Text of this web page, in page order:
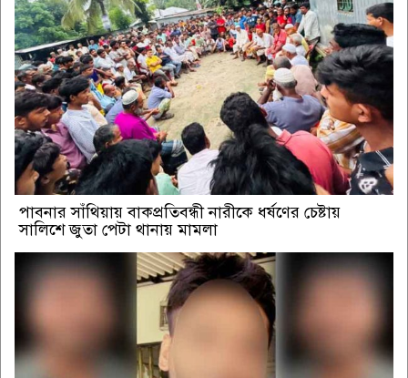
পাবনার সাঁথিয়ায় বাকপ্রতিবন্ধী নারীকে ধর্ষণের চেষ্টায়
সালিশে জুতা পেটা থানায় মামলা